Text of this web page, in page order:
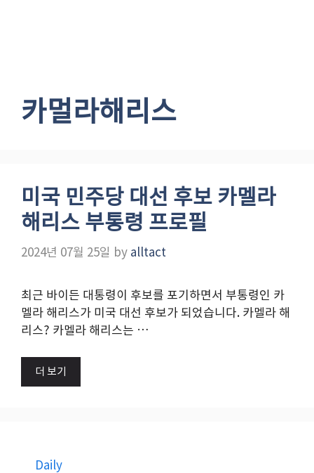
카멀라해리스
미국 민주당 대선 후보 카멜라
해리스 부통령 프로필
2024년 07월 25일 by alltact
최근 바이든 대통령이 후보를 포기하면서 부통령인 카
멜라 해리스가 미국 대선 후보가 되었습니다. 카멜라 해
리스? 카멜라 해리스는 …
더 보기
Daily